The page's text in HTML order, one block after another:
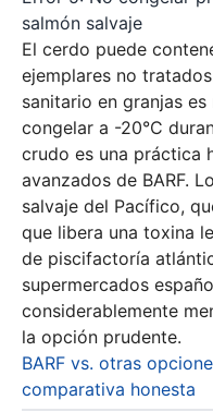
salmón salvaje
El cerdo puede
ejemplares no
sanitario en granjas
congelar a -20°C
crudo es una práctica
avanzados de BARF.
salvaje del Pacífico,
que libera una toxina
de piscifactoría
supermercados
considerablemente
la opción prudente.
BARF vs. otras
comparativa honesta